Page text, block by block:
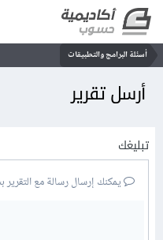
أسئلة البرامج والتطبيقات
أرسل تقرير
تبليغك
يمكنك إرسال رسالة مع